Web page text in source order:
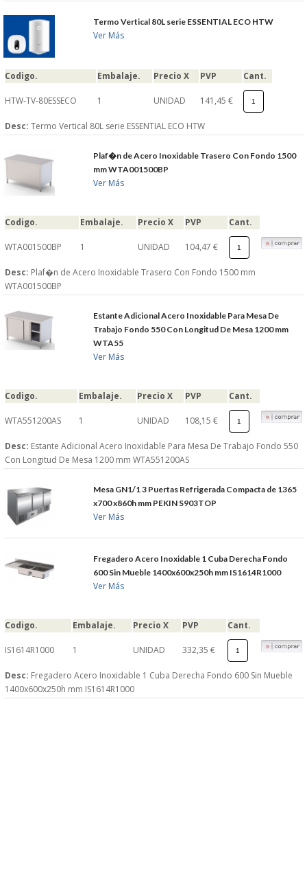
Termo Vertical 80L serie ESSENTIAL ECO HTW
Ver Más
Codigo. Embalaje. Precio X PVP Cant.
HTW-TV-80ESSECO 1 UNIDAD 141,45 €
Desc: Termo Vertical 80L serie ESSENTIAL ECO HTW
Plaf�n de Acero Inoxidable Trasero Con Fondo 1500
mm WTA001500BP
Ver Más
Codigo. Embalaje. Precio X PVP Cant.
WTA001500BP 1 UNIDAD 104,47 €
Desc: Plaf�n de Acero Inoxidable Trasero Con Fondo 1500 mm
WTA001500BP
Estante Adicional Acero Inoxidable Para Mesa De
Trabajo Fondo 550 Con Longitud De Mesa 1200 mm
WTA55
Ver Más
Codigo. Embalaje. Precio X PVP Cant.
WTA551200AS 1 UNIDAD 108,15 €
Desc: Estante Adicional Acero Inoxidable Para Mesa De Trabajo Fondo 550
Con Longitud De Mesa 1200 mm WTA551200AS
Mesa GN1/1 3 Puertas Refrigerada Compacta de 1365
x700 x860h mm PEKIN S903TOP
Ver Más
Fregadero Acero Inoxidable 1 Cuba Derecha Fondo
600 Sin Mueble 1400x600x250h mm IS1614R1000
Ver Más
Codigo. Embalaje. Precio X PVP Cant.
IS1614R1000 1 UNIDAD 332,35 €
Desc: Fregadero Acero Inoxidable 1 Cuba Derecha Fondo 600 Sin Mueble
1400x600x250h mm IS1614R1000